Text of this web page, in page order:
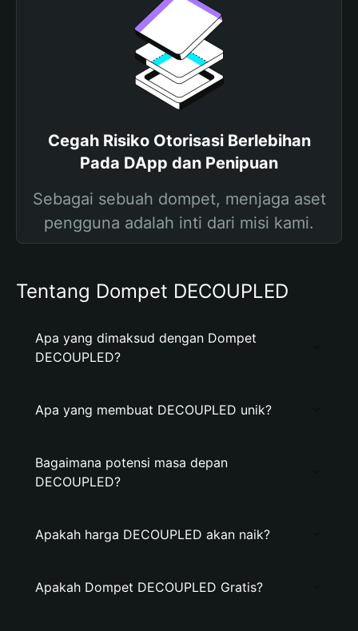
Cegah Risiko Otorisasi Berlebihan
Pada DApp dan Penipuan
Sebagai sebuah dompet, menjaga aset
pengguna adalah inti dari misi kami.
Tentang Dompet DECOUPLED
Apa yang dimaksud dengan Dompet
DECOUPLED?
Apa yang membuat DECOUPLED unik?
Bagaimana potensi masa depan
DECOUPLED?
Apakah harga DECOUPLED akan naik?
Apakah Dompet DECOUPLED Gratis?